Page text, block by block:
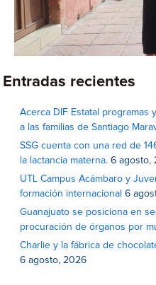
Entradas recientes
Acerca DIF Estatal programas
a las familias de Santiago
SSG cuenta con una red de
la lactancia materna. 6 agosto,
UTL Campus Acámbaro y
formación internacional 6
Guanajuato se posiciona en
procuración de órganos por
Charlie y la fábrica de
6 agosto, 2026